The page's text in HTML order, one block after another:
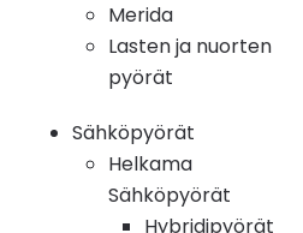
Merida
Lasten ja nuorten
pyörät
Sähköpyörät
Helkama
Sähköpyörät
Hybridipyörät